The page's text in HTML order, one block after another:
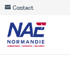
Contact